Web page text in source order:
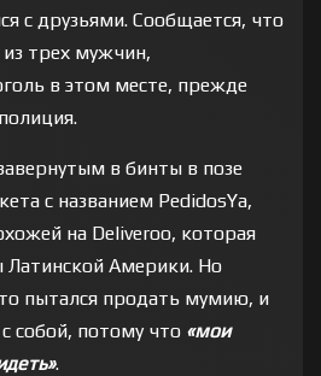
с друзьями. Сообщается, что
трех мужчин,
в этом месте, прежде
в бинты в позе
с названием PedidosYa,
на Deliveroo, которая
Латинской Америки. Но
пытался продать мумию, и
собой, потому что «мои
.